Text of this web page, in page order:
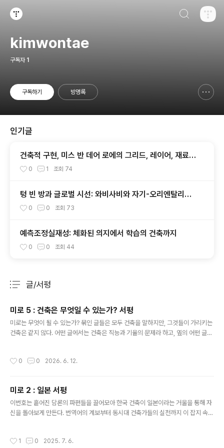
kimwontae
구독자 1
구독하기 방명록
인기글
건축적 구현, 미스 반 데어 로에의 그리드, 레이어, 재료
표현
0 1 조회 74
텅 빈 방과 글로벌 시선: 와비사비와 자기-오리엔탈리즘
적 옥시덴탈리즘의 건축
0 0 조회 73
예측조정실재성: 체화된 의지에서 학습의 건축까지
0 0 조회 44
글/서평
미로 5 : 건축은 무엇일 수 있는가? 서평
미로는 무엇이 될 수 있는가? 묶인 글들은 모두 건축을 말하지만, 그것들이 가리키는
건축은 같지 않다. 어떤 글에서는 건축은 직능과 기율의 문제라 하고, 옆의 어떤 글에
글을 통해 이어지는 문화적 대화이기도 하다. 잡지의 주제는 이 차이 위에서 성립한
바꾸기도 하는 것 같다. 선언이 담론으로 연결되려면, 자신이 쓰는 언어가 무엇을 가
리키는지는 밝혀야 한다. 기존의 의미와 어디에서 갈라..
0 0 2026. 6. 12.
미로 2 : 일본 서평
이번호는 흩어진 담론의 파편들을 끌어모아 한국 건축이 일본이라는 거울을 통해 자
신을 돌아보게 만든다. 번역어의 계보부터 동시대 건축가들의 실천까지 이 잡지 속의
수 있는가에 대해서는 의문이 남는다. 책 전반에 흐르는 톤은 어딘가 모르게 둔하고
1 0 2025. 7. 6.